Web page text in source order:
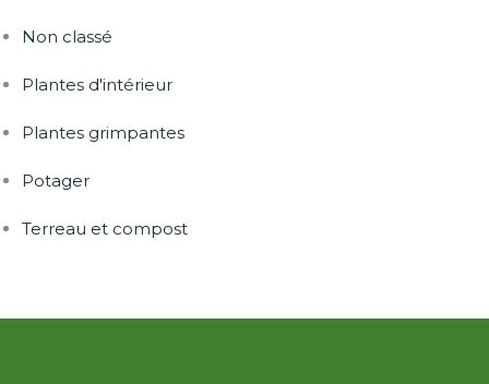
Non classé
Plantes d'intérieur
Plantes grimpantes
Potager
Terreau et compost